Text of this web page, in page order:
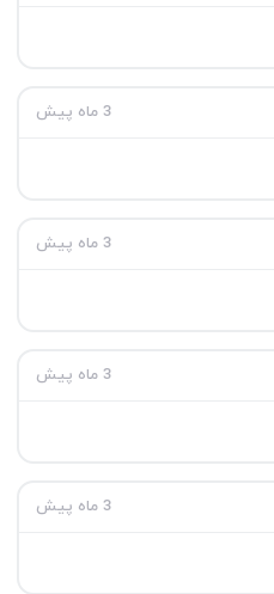
3 ماه پیش
3 ماه پیش
3 ماه پیش
3 ماه پیش